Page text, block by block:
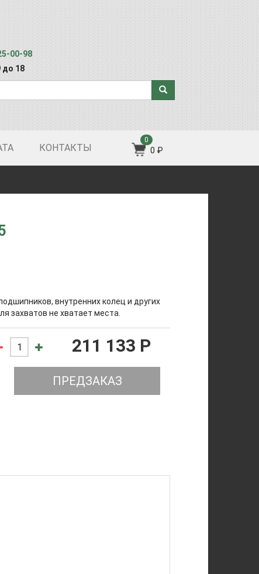
00-98
до 18
КОНТАКТЫ
0
0 ₽
внутренних колец и других
захватов не хватает места.
211 133 P
ПРЕДЗАКАЗ